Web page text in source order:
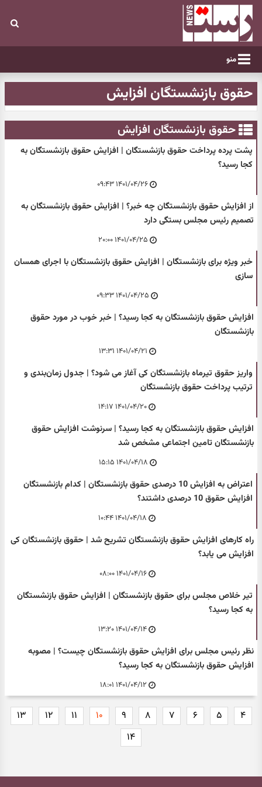
منو
حقوق بازنشستگان افزایش
حقوق بازنشستگان افزایش
پشت پرده پرداخت حقوق بازنشستگان | افزایش حقوق بازنشستگان به
کجا رسید؟
۱۴۰۱/۰۴/۲۶ ۰۹:۴۳
از افزایش حقوق بازنشستگان چه خبر؟ | افزایش حقوق بازنشستگان به
تصمیم رئیس مجلس بستگی دارد
۱۴۰۱/۰۴/۲۵ ۲۰:۰۰
خبر ویژه برای بازنشستگان | افزایش حقوق بازنشستگان با اجرای همسان
سازی
۱۴۰۱/۰۴/۲۵ ۰۹:۳۳
افزایش حقوق بازنشستگان به کجا رسید؟ | خبر خوب در مورد حقوق
بازنشستگان
۱۴۰۱/۰۴/۲۱ ۱۳:۳۱
واریز حقوق تیرماه بازنشستگان کی آغاز می شود؟ | جدول زمان‌بندی و
ترتیب پرداخت حقوق بازنشستگان
۱۴۰۱/۰۴/۲۰ ۱۴:۱۷
افزایش حقوق بازنشستگان به کجا رسید؟ | سرنوشت افزایش حقوق
بازنشستگان تامین اجتماعی مشخص شد
۱۴۰۱/۰۴/۱۸ ۱۵:۱۵
اعتراض به افزایش 10 درصدی حقوق بازنشستگان | کدام بازنشستگان
افزایش حقوق 10 درصدی داشتند؟
۱۴۰۱/۰۴/۱۸ ۱۰:۴۴
راه کارهای افزایش حقوق بازنشستگان تشریح شد | حقوق بازنشستگان کی
افزایش می یابد؟
۱۴۰۱/۰۴/۱۶ ۰۸:۰۰
تیر خلاص مجلس برای حقوق بازنشستگان | افزایش حقوق بازنشستگان
به کجا رسید؟
۱۴۰۱/۰۴/۱۴ ۱۳:۲۰
نظر رئیس مجلس برای افزایش حقوق بازنشستگان چیست؟ | مصوبه
افزایش حقوق بازنشستگان به کجا رسید؟
۱۴۰۱/۰۴/۱۲ ۱۸:۰۱
۴ ۵ ۶ ۷ ۸ ۹ ۱۰ ۱۱ ۱۲
۱۳
۱۴